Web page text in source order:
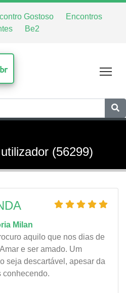
Gostoso
Encontros
Be2
(56299)
Milan
aquilo que nos dias de
e ser amado. Um
seja descartável, apesar da
conhecendo.